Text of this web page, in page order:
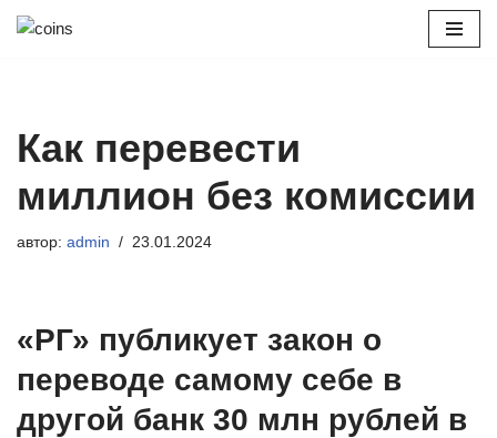
Как перевести
миллион без комиссии
автор: admin 23.01.2024
«РГ» публикует закон о
переводе самому себе в
другой банк 30 млн рублей в